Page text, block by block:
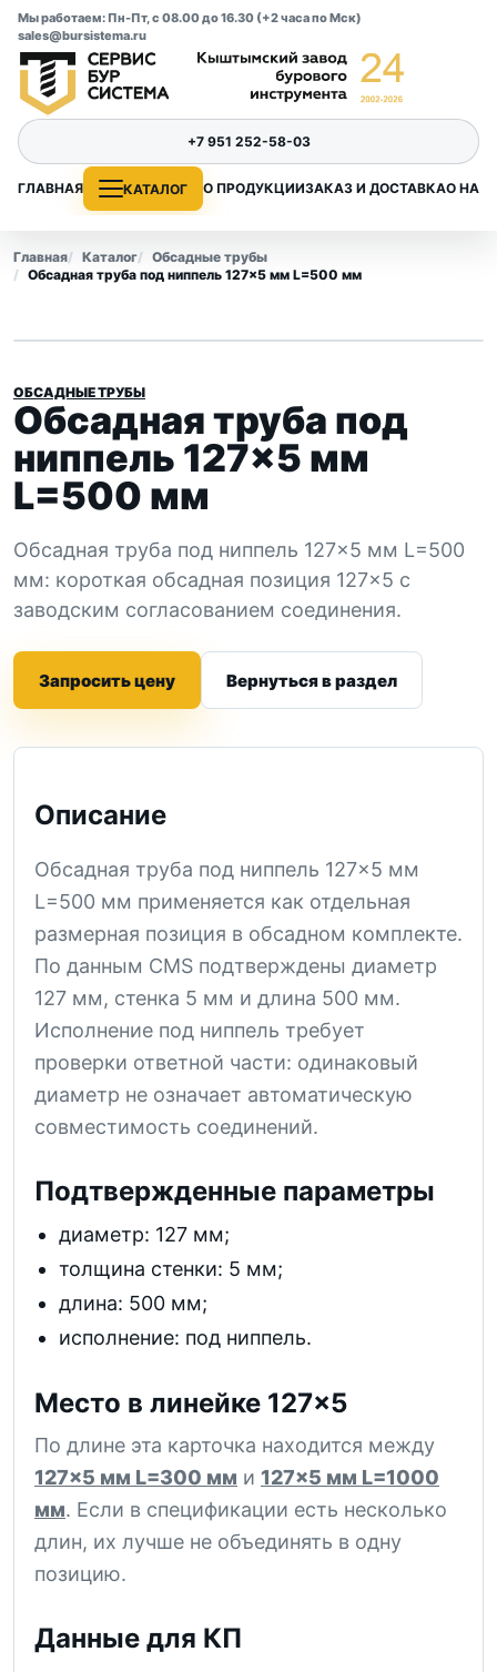
Мы работаем: Пн-Пт, с 08.00 до 16.30 (+2 часа по Мск)
sales@bursistema.ru
ГЛАВНАЯ КАТАЛОГ О ПРОДУКЦИИЗАКАЗ И ДОСТАВКАО НАС
+7 951 252-58-03
Главная Каталог
Обсадные трубы
Обсадная труба под ниппель 127×5 мм L=500 мм
ОБСАДНЫЕ ТРУБЫ
Обсадная труба под
ниппель 127×5 мм
L=500 мм
Обсадная труба под ниппель 127×5 мм L=500
мм: короткая обсадная позиция 127×5 с
заводским согласованием соединения.
Запросить цену Вернуться в раздел
Описание
Обсадная труба под ниппель 127×5 мм
L=500 мм применяется как отдельная
размерная позиция в обсадном комплекте.
По данным CMS подтверждены диаметр
127 мм, стенка 5 мм и длина 500 мм.
Исполнение под ниппель требует
проверки ответной части: одинаковый
диаметр не означает автоматическую
совместимость соединений.
Подтвержденные параметры
диаметр: 127 мм;
толщина стенки: 5 мм;
длина: 500 мм;
исполнение: под ниппель.
Место в линейке 127×5
По длине эта карточка находится между
127×5 мм L=300 мм и 127×5 мм L=1000
мм. Если в спецификации есть несколько
длин, их лучше не объединять в одну
позицию.
Данные для КП